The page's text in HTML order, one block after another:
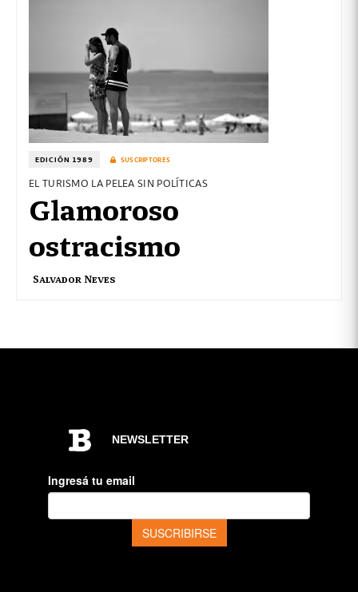
EDICIÓN 1989 SUSCRIPTORES
EL TURISMO LA PELEA SIN POLÍTICAS
Glamoroso
ostracismo
Salvador Neves